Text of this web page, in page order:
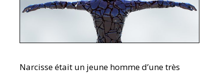
Narcisse était un jeune homme d’une très